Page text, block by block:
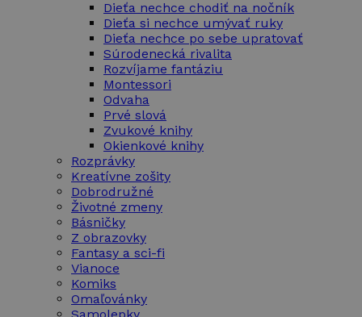
Dieťa nechce chodiť na nočník
Dieťa si nechce umývať ruky
Dieťa nechce po sebe upratovať
Súrodenecká rivalita
Rozvíjame fantáziu
Montessori
Odvaha
Prvé slová
Zvukové knihy
Okienkové knihy
Rozprávky
Kreatívne zošity
Dobrodružné
Životné zmeny
Básničky
Z obrazovky
Fantasy a sci-fi
Vianoce
Komiks
Omaľovánky